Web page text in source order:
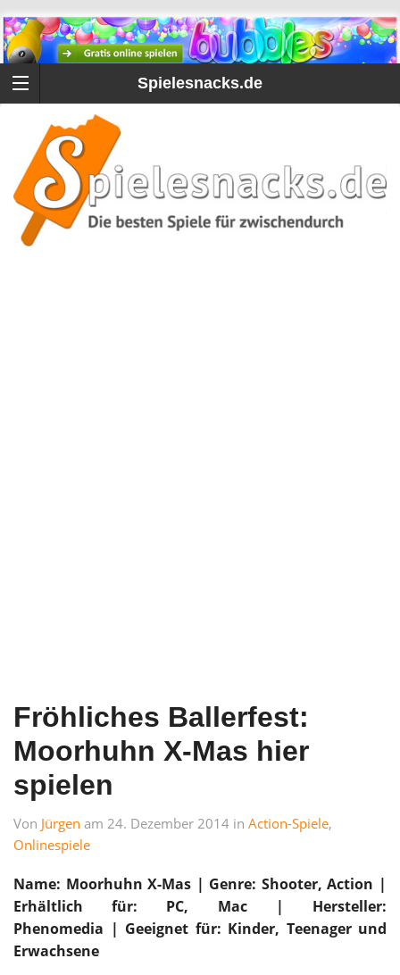
Spielesnacks.de
Fröhliches Ballerfest:
Moorhuhn X-Mas hier
spielen
Von Jürgen am 24. Dezember 2014 in Action-Spiele,
Onlinespiele
Name: Moorhuhn X-Mas | Genre: Shooter, Action |
Erhältlich für: PC, Mac | Hersteller:
Phenomedia | Geeignet für: Kinder, Teenager und
Erwachsene